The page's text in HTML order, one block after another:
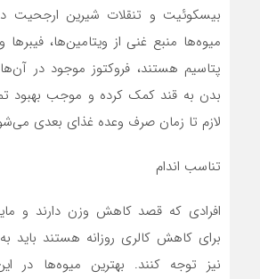
بیسکوئیت و تنقلات شیرین ارجحیت
میوه‌ها منبع غنی از ویتامین‌ها،
پتاسیم هستند، فروکتوز موجود در
بدن به قند کمک کرده و موجب بهبود
لازم تا زمان صرف وعده غذای بعدی
تناسب اندام
افرادی که قصد کاهش وزن دارند و
برای کاهش کالری روزانه هستند باید
نیز توجه کنند. بهترین میوه‌ها در